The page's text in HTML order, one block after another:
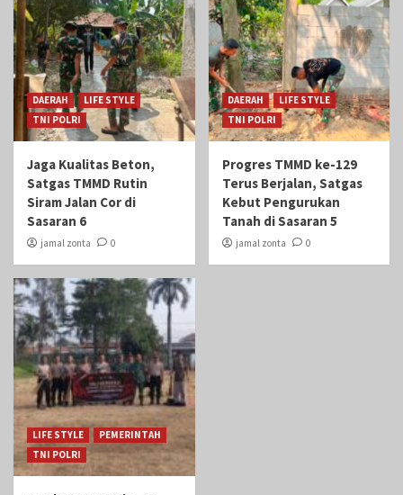
DAERAH
LIFE STYLE
TNI POLRI
Jaga Kualitas Beton,
Satgas TMMD Rutin
Siram Jalan Cor di
Sasaran 6
jamal zonta 0
DAERAH
LIFE STYLE
TNI POLRI
Progres TMMD ke-129
Terus Berjalan, Satgas
Kebut Pengurukan
Tanah di Sasaran 5
jamal zonta 0
LIFE STYLE
PEMERINTAH
TNI POLRI